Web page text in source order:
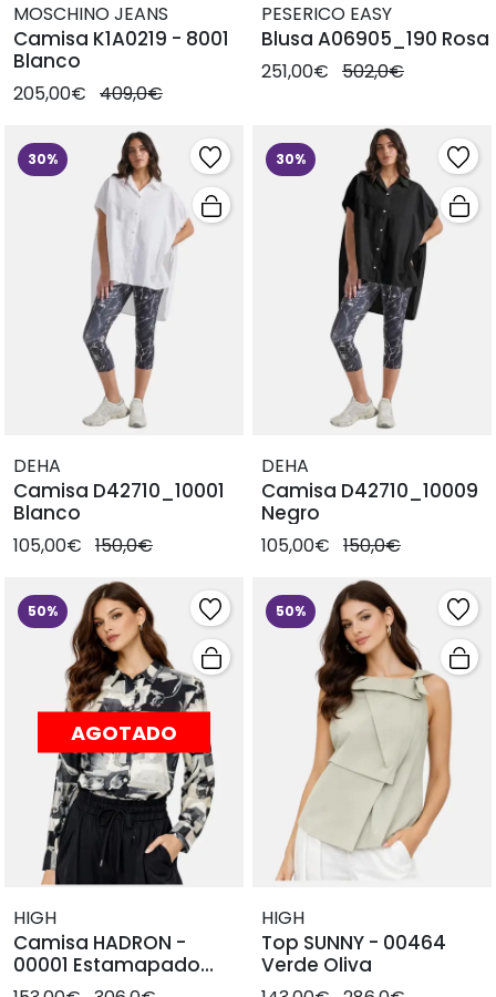
MOSCHINO JEANS
Camisa K1A0219 - 8001
Blanco
205,00€ 409,0€
PESERICO EASY
Blusa A06905_190 Rosa
251,00€ 502,0€
30%
DEHA
Camisa D42710_10001
Blanco
105,00€ 150,0€
30%
DEHA
Camisa D42710_10009
Negro
105,00€ 150,0€
50%
AGOTADO
HIGH
Camisa HADRON -
00001 Estamapado
negro
50%
HIGH
Top SUNNY - 00464
Verde Oliva